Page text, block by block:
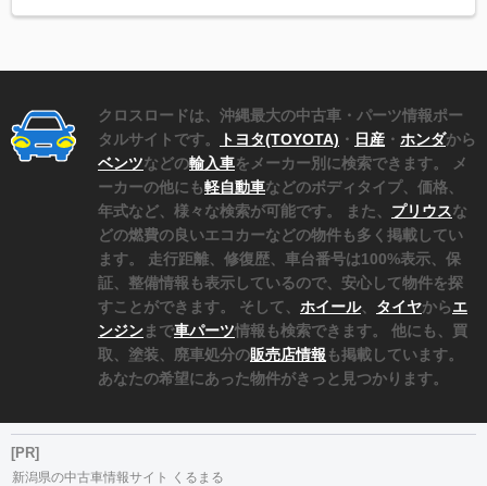
クロスロードは、沖縄最大の中古車・パーツ情報ポー
タルサイトです。
トヨタ(TOYOTA) ・ 日産 ・ ホンダから
ベンツなどの輸入車をメーカー別に検索できます。 メ
ーカーの他にも軽自動車などのボディタイプ、価格、
年式など、様々な検索が可能です。 また、 プリウスな
どの燃費の良いエコカーなどの物件も多く掲載してい
ます。 走行距離、修復歴、車台番号は100%表示、保
証、整備情報も表示しているので、安心して物件を探
すことができます。 そして、 ホイール、 タイヤからエ
ンジンまで車パーツ情報も検索できます。 他にも、買
取、塗装、廃車処分の販売店情報 も掲載しています。
あなたの希望にあった物件がきっと見つかります。
[PR]
新潟県の中古車情報サイト くるまる